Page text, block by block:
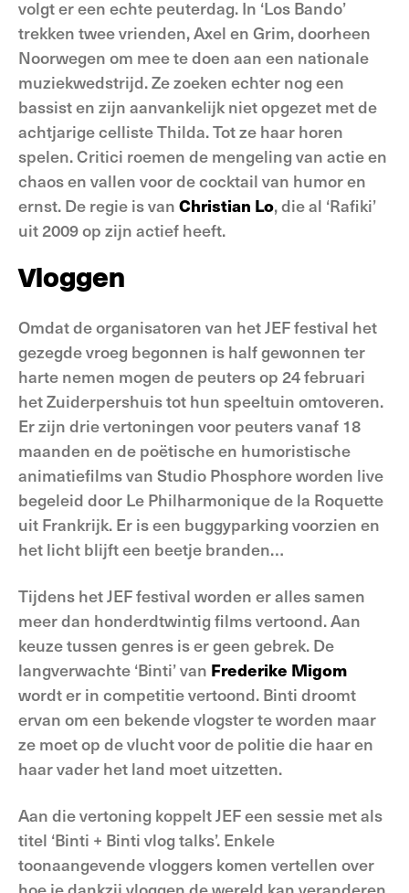
volgt er een echte peuterdag. In ‘Los Bando’
trekken twee vrienden, Axel en Grim, doorheen
Noorwegen om mee te doen aan een nationale
muziekwedstrijd. Ze zoeken echter nog een
bassist en zijn aanvankelijk niet opgezet met de
achtjarige celliste Thilda. Tot ze haar horen
spelen. Critici roemen de mengeling van actie en
chaos en vallen voor de cocktail van humor en
ernst. De regie is van Christian Lo,die al ‘Rafiki’
uit 2009 op zijn actief heeft.
Vloggen
Omdat de organisatoren van het JEF festival het
gezegde vroeg begonnen is half gewonnen ter
harte nemen mogen de peuters op 24 februari
het Zuiderpershuis tot hun speeltuin omtoveren.
Er zijn drie vertoningen voor peuters vanaf 18
maanden en de poëtische en humoristische
animatiefilms van Studio Phosphore worden live
begeleid door Le Philharmonique de la Roquette
uit Frankrijk. Er is een buggyparking voorzien en
het licht blijft een beetje branden…
Tijdens het JEF festival worden er alles samen
meer dan honderdtwintig films vertoond. Aan
keuze tussen genres is er geen gebrek. De
langverwachte ‘Binti’ van Frederike Migom
wordt er in competitie vertoond. Binti droomt
ervan om een bekende vlogster te worden maar
ze moet op de vlucht voor de politie die haar en
haar vader het land moet uitzetten.
Aan die vertoning koppelt JEF een sessie met als
titel ‘Binti + Binti vlog talks’. Enkele
toonaangevende vloggers komen vertellen over